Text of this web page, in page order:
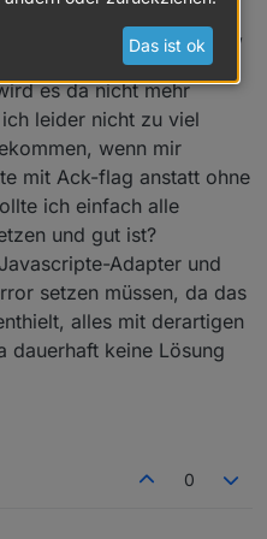
mehr gepflegt wurden,
Update seitens
es da nicht mehr
leider nicht zu viel
wenn mir
mit Ack-flag anstatt ohne
ich einfach alle
und gut ist?
Adapter und
setzen müssen, da das
alles mit derartigen
dauerhaft keine Lösung
0
Das ist ok